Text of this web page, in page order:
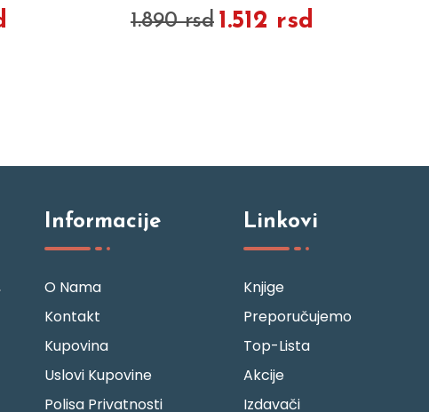
1.890 rsd 1.512 rsd
Informacije
O Nama
Kontakt
Kupovina
Uslovi Kupovine
Polisa Privatnosti
Linkovi
Knjige
Preporučujemo
Top-Lista
Akcije
Izdavači